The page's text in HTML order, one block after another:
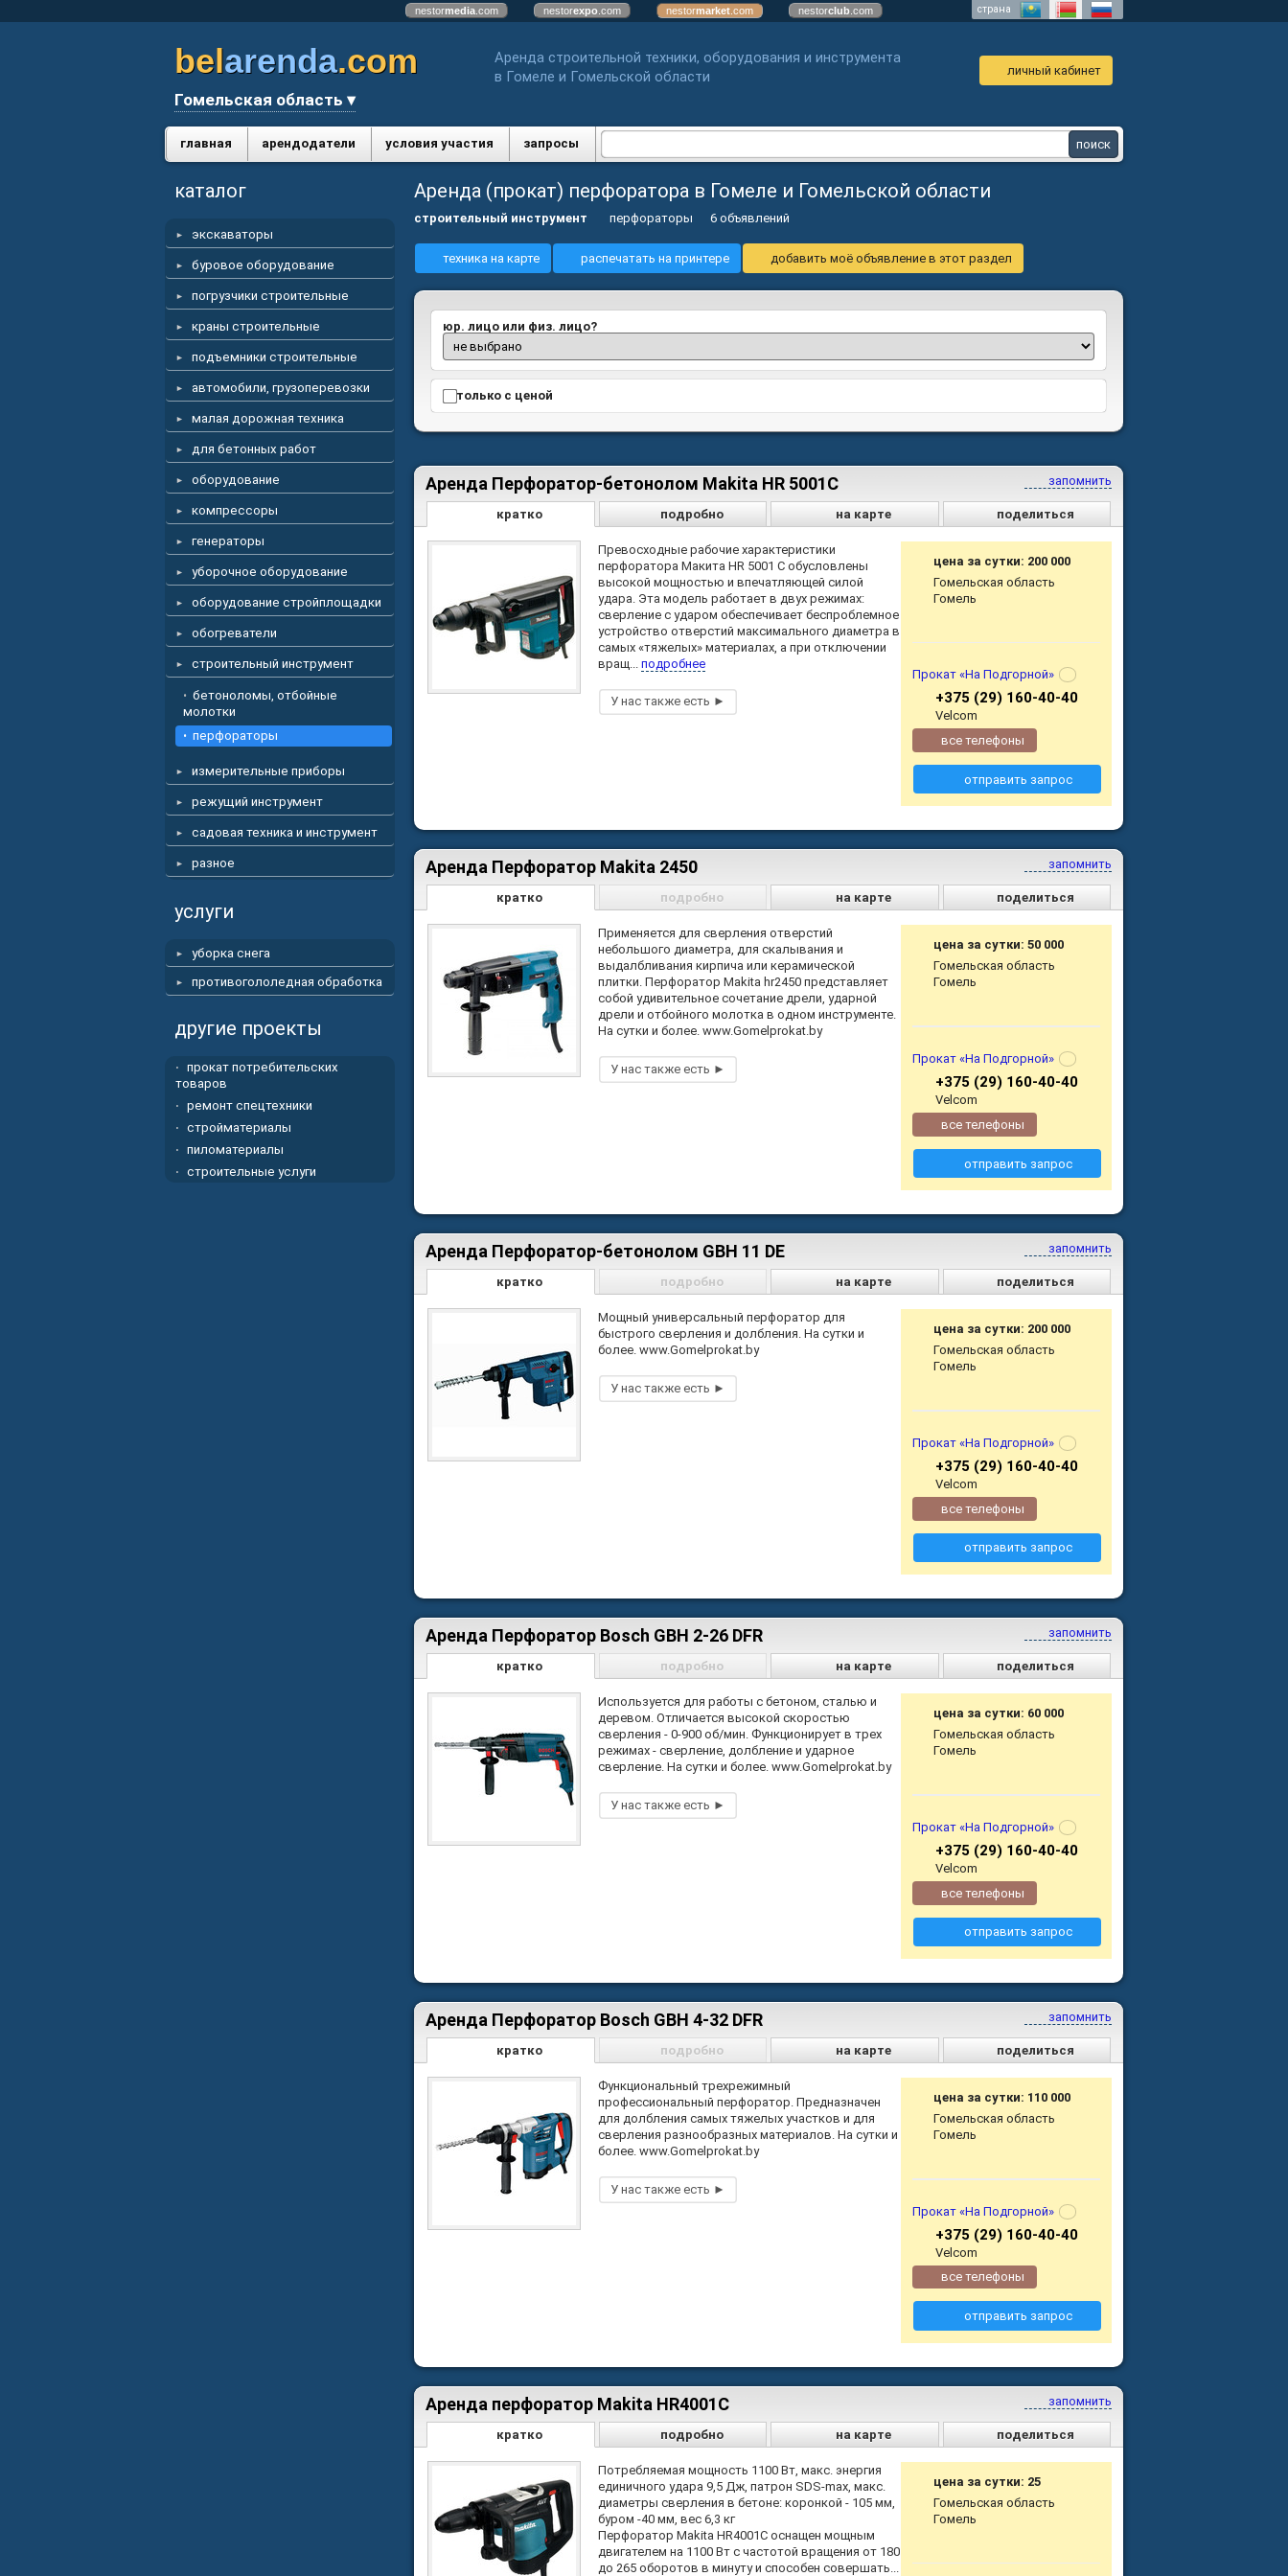
nestormedia .com nestorexpo .com nestormarket .com nestorclub .com страна
belarenda.com
Гомельская область ▾
Аренда строительной техники, оборудования и инструмента
в Гомеле и Гомельской области
личный кабинет
главная арендодатели условия участия запросы
каталог
экскаваторы
буровое оборудование
погрузчики строительные
краны строительные
подъемники строительные
автомобили, грузоперевозки
малая дорожная техника
для бетонных работ
оборудование
компрессоры
генераторы
уборочное оборудование
оборудование стройплощадки
обогреватели
строительный инструмент
бетоноломы, отбойные
молотки
перфораторы
измерительные приборы
режущий инструмент
садовая техника и инструмент
разное
услуги
уборка снега
противогололедная обработка
другие проекты
прокат потребительских
товаров
ремонт спецтехники
стройматериалы
пиломатериалы
строительные услуги
Аренда (прокат) перфоратора в Гомеле и Гомельской области
строительный инструмент перфораторы 6 объявлений
техника на карте распечатать на принтере добавить моё объявление в этот раздел
юр. лицо или физ. лицо?
только с ценой
запомнить
Аренда Перфоратор-бетонолом Makita HR 5001C
кратко подробно на карте поделиться
Превосходные рабочие характеристики
перфоратора Макита HR 5001 C обусловлены
высокой мощностью и впечатляющей силой
удара. Эта модель работает в двух режимах:
сверление с ударом обеспечивает беспроблемное
устройство отверстий максимального диаметра в
самых «тяжелых» материалах, а при отключении
вращ... подробнее
цена за сутки: 200 000
Гомельская область
Гомель
Прокат «На Подгорной»
+375 (29) 160-40-40
Velcom
все телефоны
отправить запрос
запомнить
Аренда Перфоратор Makita 2450
кратко подробно на карте поделиться
Применяется для сверления отверстий
небольшого диаметра, для скалывания и
выдалбливания кирпича или керамической
плитки. Перфоратор Makita hr2450 представляет
собой удивительное сочетание дрели, ударной
дрели и отбойного молотка в одном инструменте.
На сутки и более. www.Gomelprokat.by
цена за сутки: 50 000
Гомельская область
Гомель
Прокат «На Подгорной»
+375 (29) 160-40-40
Velcom
все телефоны
отправить запрос
запомнить
Аренда Перфоратор-бетонолом GBH 11 DE
кратко подробно на карте поделиться
Мощный универсальный перфоратор для
быстрого сверления и долбления. На сутки и
более. www.Gomelprokat.by
цена за сутки: 200 000
Гомельская область
Гомель
Прокат «На Подгорной»
+375 (29) 160-40-40
Velcom
все телефоны
отправить запрос
запомнить
Аренда Перфоратор Bosch GBH 2-26 DFR
кратко подробно на карте поделиться
Используется для работы с бетоном, сталью и
деревом. Отличается высокой скоростью
сверления - 0-900 об/мин. Функционирует в трех
режимах - сверление, долбление и ударное
сверление. На сутки и более. www.Gomelprokat.by
цена за сутки: 60 000
Гомельская область
Гомель
Прокат «На Подгорной»
+375 (29) 160-40-40
Velcom
все телефоны
отправить запрос
запомнить
Аренда Перфоратор Bosch GBH 4-32 DFR
кратко подробно на карте поделиться
Функциональный трехрежимный
профессиональный перфоратор. Предназначен
для долбления самых тяжелых участков и для
сверления разнообразных материалов. На сутки и
более. www.Gomelprokat.by
цена за сутки: 110 000
Гомельская область
Гомель
Прокат «На Подгорной»
+375 (29) 160-40-40
Velcom
все телефоны
отправить запрос
запомнить
Аренда перфоратор Makita HR4001C
кратко подробно на карте поделиться
Потребляемая мощность 1100 Вт, макс. энергия
единичного удара 9,5 Дж, патрон SDS-max, макс.
диаметры сверления в бетоне: коронкой - 105 мм,
буром -40 мм, вес 6,3 кг
Перфоратор Makita HR4001C оснащен мощным
двигателем на 1100 Вт с частотой вращения от 180
до 265 оборотов в минуту и способен совершать...
цена за сутки: 25
Гомельская область
Гомель